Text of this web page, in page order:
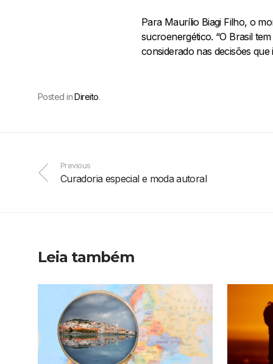
Para Maurílio Biagi Filho, o
sucroenergético. “O Brasil
considerado nas decisões
Posted inDireito.
Previous
Curadoria especial e moda autoral
Leia também